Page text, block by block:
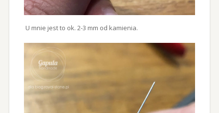
U mnie jest to ok. 2-3 mm od kamienia.